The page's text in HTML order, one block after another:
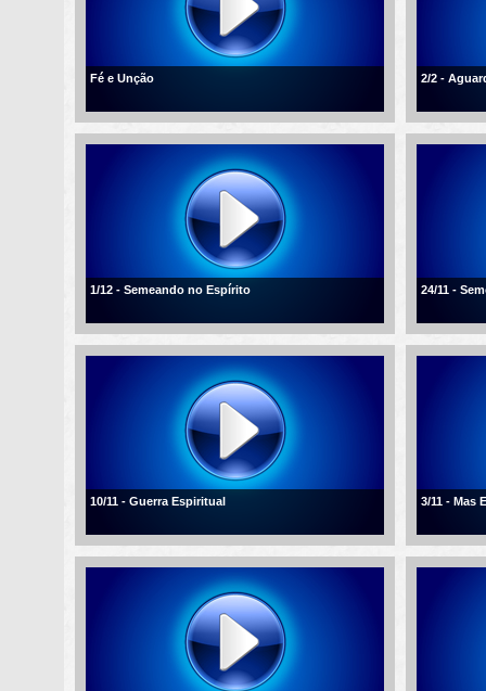
Fé e Unção 2/2 -
1/12 - Semeando no Espírito 24/11 -
10/11 - Guerra Espiritual 3/11 - Mas